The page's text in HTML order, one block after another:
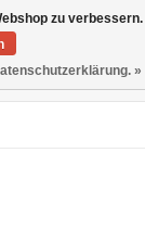
0 Artikel - €0,00
zu verbessern.
»